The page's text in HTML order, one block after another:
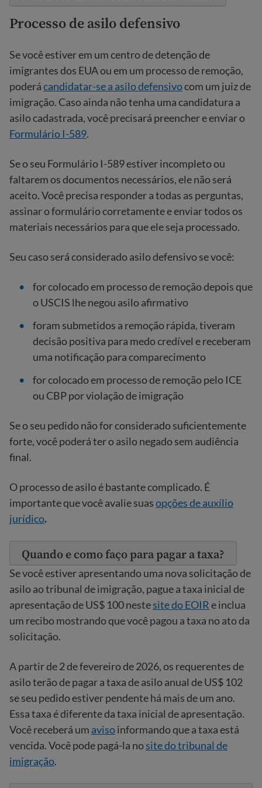
Processo de asilo defensivo
Se você estiver em um centro de detenção de
imigrantes dos EUA ou em um processo de remoção,
poderácandidatar-se a asilo defensivocom um juiz de
imigração. Caso ainda não tenha uma candidatura a
asilo cadastrada, você precisará preencher e enviar o
Formulário I-589.
Se o seu Formulário I-589 estiver incompleto ou
faltarem os documentos necessários, ele não será
aceito. Você precisa responder a todas as perguntas,
assinar o formulário corretamente e enviar todos os
materiais necessários para que ele seja processado.
Seu caso será considerado asilo defensivo se você:
for colocado em processo de remoção depois que
o USCIS lhe negou asilo afirmativo
foram submetidos a remoção rápida, tiveram
decisão positiva para medo credível e receberam
uma notificação para comparecimento
for colocado em processo de remoção pelo ICE
ou CBP por violação de imigração
Se o seu pedido não for considerado suficientemente
forte, você poderá ter o asilo negado sem audiência
final.
O processo de asilo é bastante complicado. É
importante que você avalie suasopções de auxílio
jurídico.
Quando e como faço para pagar a taxa?
Se você estiver apresentando uma nova solicitação de
asilo ao tribunal de imigração, pague a taxa inicial de
apresentação de US$ 100 nestesite do EOIR e inclua
um recibo mostrando que você pagou a taxa no ato da
solicitação.
A partir de 2 de fevereiro de 2026, os requerentes de
asilo terão de pagar a taxa de asilo anual de US$ 102
se seu pedido estiver pendente há mais de um ano.
Essa taxa é diferente da taxa inicial de apresentação.
Você receberá um avisoinformando que a taxa está
vencida. Você pode pagá-la nosite do tribunal de
imigração.